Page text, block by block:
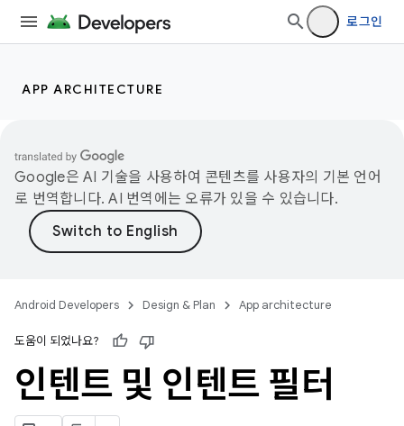
로그인
APP ARCHITECTURE
Google은 AI 기술을 사용하여 콘텐츠를 사용자의 기본 언어
로 번역합니다. AI 번역에는 오류가 있을 수 있습니다.
Android Developers Design & Plan App architecture
도움이 되었나요?
인텐트 및 인텐트 필터